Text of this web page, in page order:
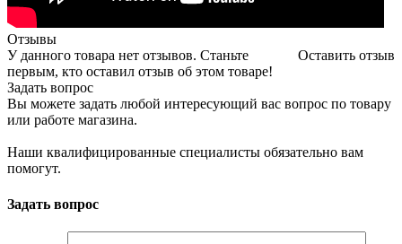
Отзывы
Оставить отзыв
У данного товара нет отзывов. Станьте
первым, кто оставил отзыв об этом товаре!
Задать вопрос
Вы можете задать любой интересующий вас вопрос по товару
или работе магазина.
Наши квалифицированные специалисты обязательно вам
помогут.
Задать вопрос